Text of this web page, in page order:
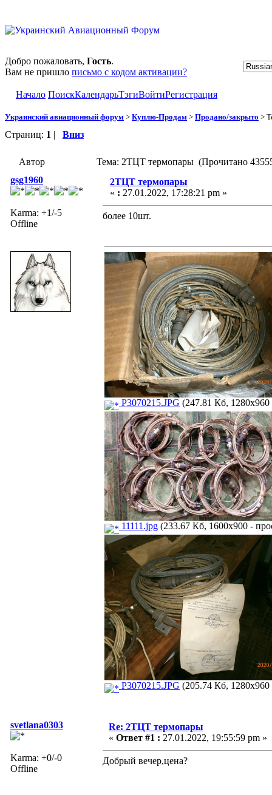
Добро пожаловать, Гость.
Вам не пришло письмо с кодом активации?
Начало ПоискКалендарьТэгиВойтиРегистрация
Украинский авиационный форум > Куплю-Продам > Продано/закрыто >
Страниц: 1 | Вниз
Автор
Тема: 2ТЦТ термопары (Прочитано
gsg1960
Karma: +1/-5
Offline
2ТЦТ термопары
« : 27.01.2022, 17:28:21 pm »
более 10шт.
P3070215.JPG (247.81 Кб, 1280x960
11111.jpg (233.67 Кб, 1600x900 -
P3070215.JPG (205.74 Кб, 1280x960
svetlana0303
Karma: +0/-0
Offline
Re: 2ТЦТ термопары
« Ответ #1 : 27.01.2022, 19:55:59 pm »
Добрый вечер,цена?